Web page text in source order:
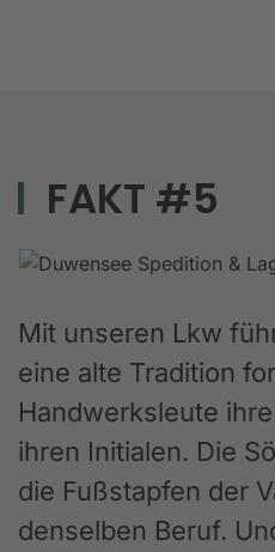
FAKT #5
Mit unseren Lkw
eine alte Tradition
Handwerksleute
ihren Initialen. Die
die Fußstapfen der
denselben Beruf.